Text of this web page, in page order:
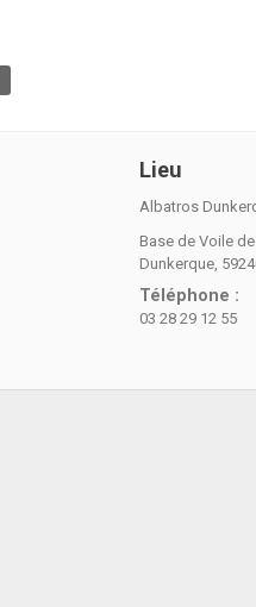
Lieu
Albatros
Base de Voile
Dunkerque,
Téléphone :
03 28 29 12 55